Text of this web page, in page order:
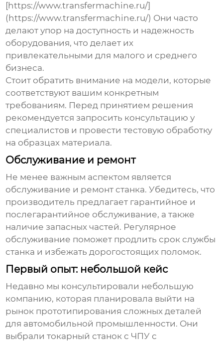
[https://www.transfermachine.ru/]
(https://www.transfermachine.ru/) Они часто
делают упор на доступность и надежность
оборудования, что делает их
привлекательными для малого и среднего
бизнеса.
Стоит обратить внимание на модели, которые
соответствуют вашим конкретным
требованиям. Перед принятием решения
рекомендуется запросить консультацию у
специалистов и провести тестовую обработку
на образцах материала.
Обслуживание и ремонт
Не менее важным аспектом является
обслуживание и ремонт станка. Убедитесь, что
производитель предлагает гарантийное и
послегарантийное обслуживание, а также
наличие запасных частей. Регулярное
обслуживание поможет продлить срок службы
станка и избежать дорогостоящих поломок.
Первый опыт: небольшой кейс
Недавно мы консультировали небольшую
компанию, которая планировала выйти на
рынок прототипирования сложных деталей
для автомобильной промышленности. Они
выбралитокарный станок с ЧПУ с